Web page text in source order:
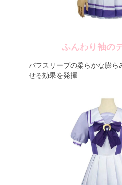
ふんわり袖の
パフスリーブの柔らかな膨ら
せる効果を発揮